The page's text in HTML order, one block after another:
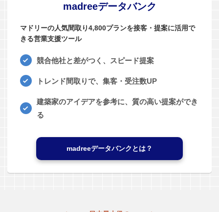
madreeデータバンク
マドリーの人気間取り4,800プランを接客・提案に活用で
きる営業支援ツール
競合他社と差がつく、スピード提案
トレンド間取りで、集客・受注数UP
建築家のアイデアを参考に、質の高い提案ができ
る
madreeデータバンクとは？